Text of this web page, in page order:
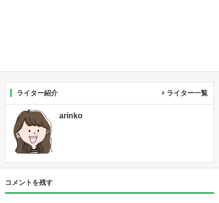
ライター紹介 ライター一覧
arinko
コメントを残す